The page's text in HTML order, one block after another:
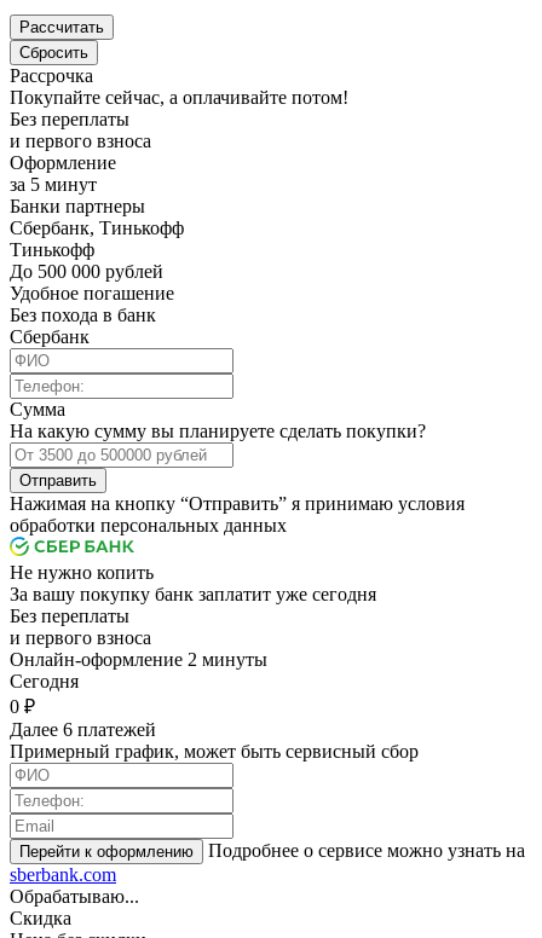
Рассрочка
Покупайте сейчас, а оплачивайте потом!
Без переплаты
и первого взноса
Оформление
за 5 минут
Банки партнеры
Сбербанк, Тинькофф
Тинькофф
До 500 000 рублей
Удобное погашение
Без похода в банк
Сбербанк
Сумма
На какую сумму вы планируете сделать покупки?
Отправить
Нажимая на кнопку “Отправить” я принимаю условия
обработки персональных данных
Не нужно копить
За вашу покупку банк заплатит уже сегодня
Без переплаты
и первого взноса
Онлайн-оформление 2 минуты
Cегодня
0 ₽
Далее 6 платежей
Примерный график, может быть сервисный сбор
Подробнее о сервисе можно узнать на
sberbank.com
Обрабатываю...
Скидка